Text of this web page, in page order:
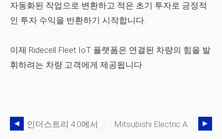
자동화된 작업으로 변환하고 적은 초기 투자로 긍정적
인 투자 수익을 반환하기 시작합니다.
이제 Ridecell Fleet IoT 플랫폼은 연결된 차량의 힘을 발
휘하려는 차량 고객에게 제공됩니다.
인더스트리 4.0에서 로봇 공학 및 자동화의 역할 Mitsubishi Electric Automation, 새로운 LoadMate 로봇 작업 셀 공개